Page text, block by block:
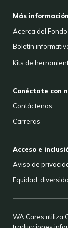
Más información
Acerca del
Boletín
Kits de
Conéctate con
Contáctenos
Carreras
Acceso e
Aviso de
Equidad,
WA Cares utiliza